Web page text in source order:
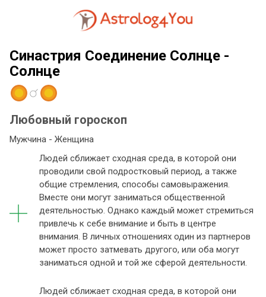
Синастрия Соединение Солнце -
Солнце
Любовный гороскоп
Мужчина - Женщина
Людей сближает сходная среда, в которой они
проводили свой подростковый период, а также
общие стремления, способы самовыражения.
Вместе они могут заниматься общественной
деятельностью. Однако каждый может стремиться
привлечь к себе внимание и быть в центре
внимания. В личных отношениях один из партнеров
может просто затмевать другого, или оба могут
заниматься одной и той же сферой деятельности.
Людей сближает сходная среда, в которой они